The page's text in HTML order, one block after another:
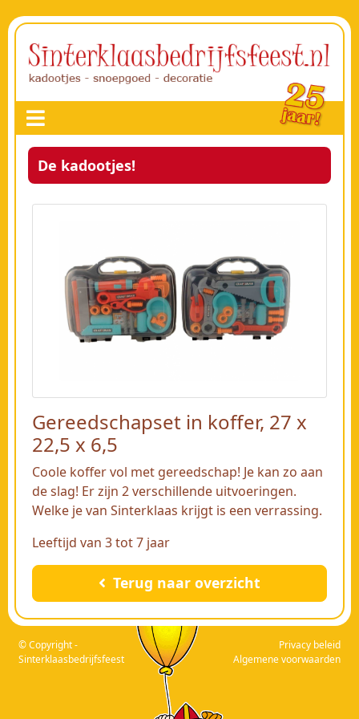
De kadootjes!
Gereedschapset in koffer, 27 x
22,5 x 6,5
Coole koffer vol met gereedschap! Je kan zo aan
de slag! Er zijn 2 verschillende uitvoeringen.
Welke je van Sinterklaas krijgt is een verrassing.
Leeftijd van 3 tot 7 jaar
Terug naar overzicht
© Copyright -
Sinterklaasbedrijfsfeest
Privacy beleid
Algemene voorwaarden